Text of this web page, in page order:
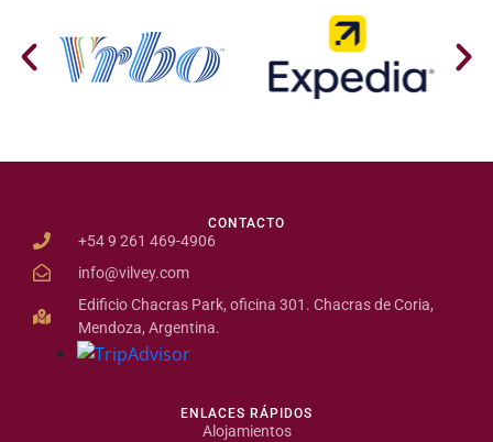
CONTACTO
+54 9 261 469-4906
info@vilvey.com
Edificio Chacras Park, oficina 301. Chacras de Coria,
Mendoza, Argentina.
ENLACES RÁPIDOS
Alojamientos